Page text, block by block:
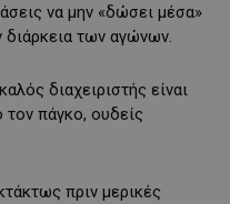
να μην «δώσει μέσα»
διάρκεια των αγώνων.
διαχειριστής είναι
πάγκο, ουδείς
πριν μερικές